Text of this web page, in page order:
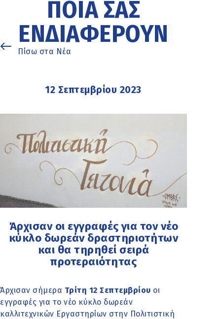
ΠΟΙΑ ΣΑΣ
ΕΝΔΙΑΦΈΡΟΥΝ
Πίσω στα Νέα
12 Σεπτεμβρίου 2023
Άρχισαν οι εγγραφές για τον νέο
κύκλο δωρεάν δραστηριοτήτων
και θα τηρηθεί σειρά
προτεραιότητας
Άρχισαν σήμερα Τρίτη 12 Σεπτεμβρίου οι
εγγραφές για το νέο κύκλο δωρεάν
καλλιτεχνικών Εργαστηρίων στην Πολιτιστική